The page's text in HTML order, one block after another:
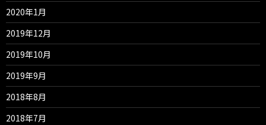
2020年1月
2019年12月
2019年10月
2019年9月
2018年8月
2018年7月